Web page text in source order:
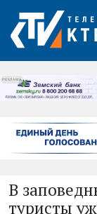
РЕКЛАМА
В
туристы